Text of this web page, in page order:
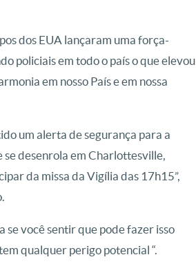
dos EUA lançaram uma força-
policiais em todo o país o que elevou
em nosso País e em nossa
um alerta de segurança para a
se desenrola em Charlottesville,
da missa da Vigília das 17h15”,
se você sentir que pode fazer isso
qualquer perigo potencial “.